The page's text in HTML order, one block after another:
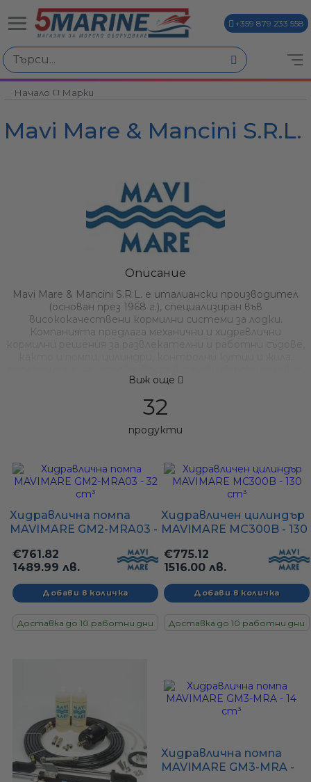
+359 879 233 558
Избери по
Начало Марки
Mavi Mare & Mancini S.R.L.
Описание
Mavi Mare & Mancini S.R.L. е италиански производител
(основан през 1968 г.), специализиран във
висококачествени кормилни системи за лодки.
Компанията предлага механични и хидравлични
С над пет десетилетия опит и иновации
управление), Mavi Mare се утвърждава като доверено
плавен и надежден контрол на управлението.
info@five-marine.com
+359 879 233 558
гр. София, кв. Дружба 2, Цариградски комплекс, бл. 281А
http://www.mavimare.com
Виж още
32
продукти
Хидравлична помпа
MAVIMARE GM2-MRA03 -
€761.82
1489.99 лв.
Доставка до 10 работни дни
Хидравличен цилиндър
MAVIMARE MC300B - 130
€775.12
1516.00 лв.
Доставка до 10 работни дни
Хидравлична помпа
MAVIMARE GM3-MRA -